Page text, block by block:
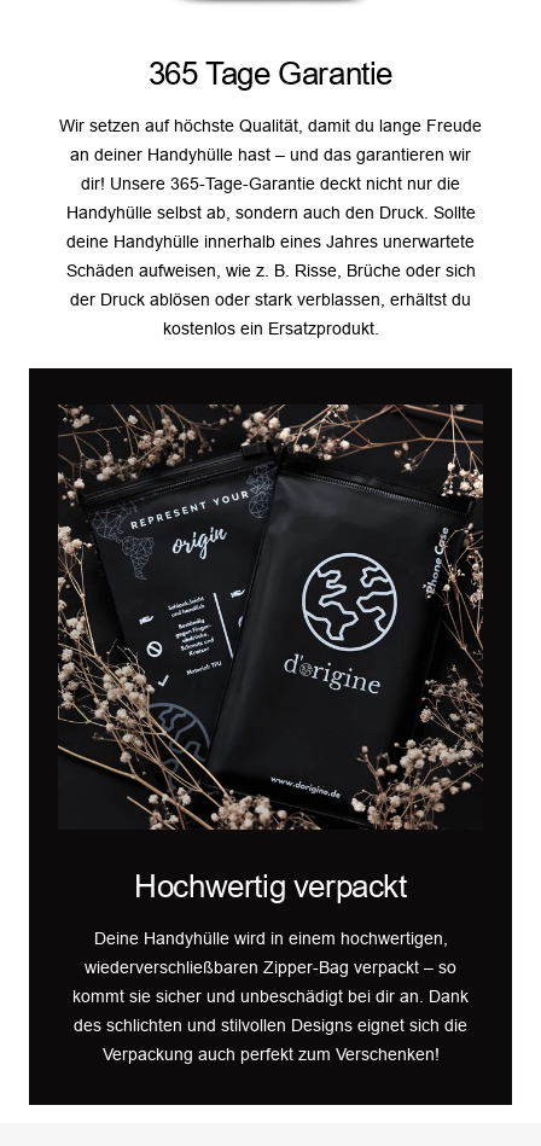
365 Tage Garantie
Wir setzen auf höchste Qualität, damit du lange Freude
an deiner Handyhülle hast – und das garantieren wir
dir! Unsere 365-Tage-Garantie deckt nicht nur die
Handyhülle selbst ab, sondern auch den Druck. Sollte
deine Handyhülle innerhalb eines Jahres unerwartete
Schäden aufweisen, wie z. B. Risse, Brüche oder sich
der Druck ablösen oder stark verblassen, erhältst du
kostenlos ein Ersatzprodukt.
Hochwertig verpackt
Deine Handyhülle wird in einem hochwertigen,
wiederverschließbaren Zipper-Bag verpackt – so
kommt sie sicher und unbeschädigt bei dir an. Dank
des schlichten und stilvollen Designs eignet sich die
Verpackung auch perfekt zum Verschenken!